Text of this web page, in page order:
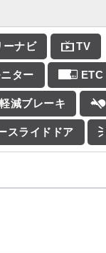
ーナビ TV
ター ETC
減ブレーキ
スライドドア